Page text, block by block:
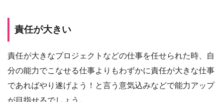
責任が大きい
責任が大きなプロジェクトなどの仕事を任せられた時、自
分の能力でこなせる仕事よりもわずかに責任が大きな仕事
であればやり遂げよう！と言う意気込みなどで能力アップ
が目指せるでしょう。